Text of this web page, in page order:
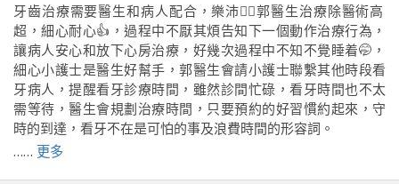
牙齒治療需要醫生和病人配合，樂沛👨‍⚕️郭醫生治療除醫術高
超，細心耐心👍，過程中不厭其煩告知下一個動作治療行為，
讓病人安心和放下心房治療，好幾次過程中不知不覺睡着🤭，
細心小護士是醫生好幫手，郭醫生會請小護士聯繫其他時段看
牙病人，提醒看牙診療時間，雖然診間忙碌，看牙時間也不太
需等待，醫生會規劃治療時間，只要預約的好習慣約起來，守
時的到達，看牙不在是可怕的事及浪費時間的形容詞。
當然看牙時間是長久，除治療還有每年回診洗牙檢查，一定要
…… 更多